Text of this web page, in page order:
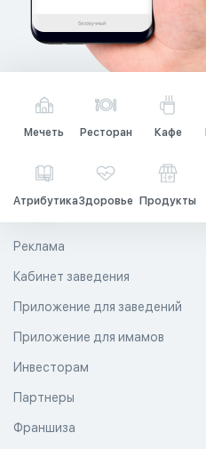
Мечеть Ресторан Кафе
АтрибутикаЗдоровье Продукты
Реклама
Кабинет заведения
Приложение для заведений
Приложение для имамов
Инвесторам
Партнеры
Франшиза